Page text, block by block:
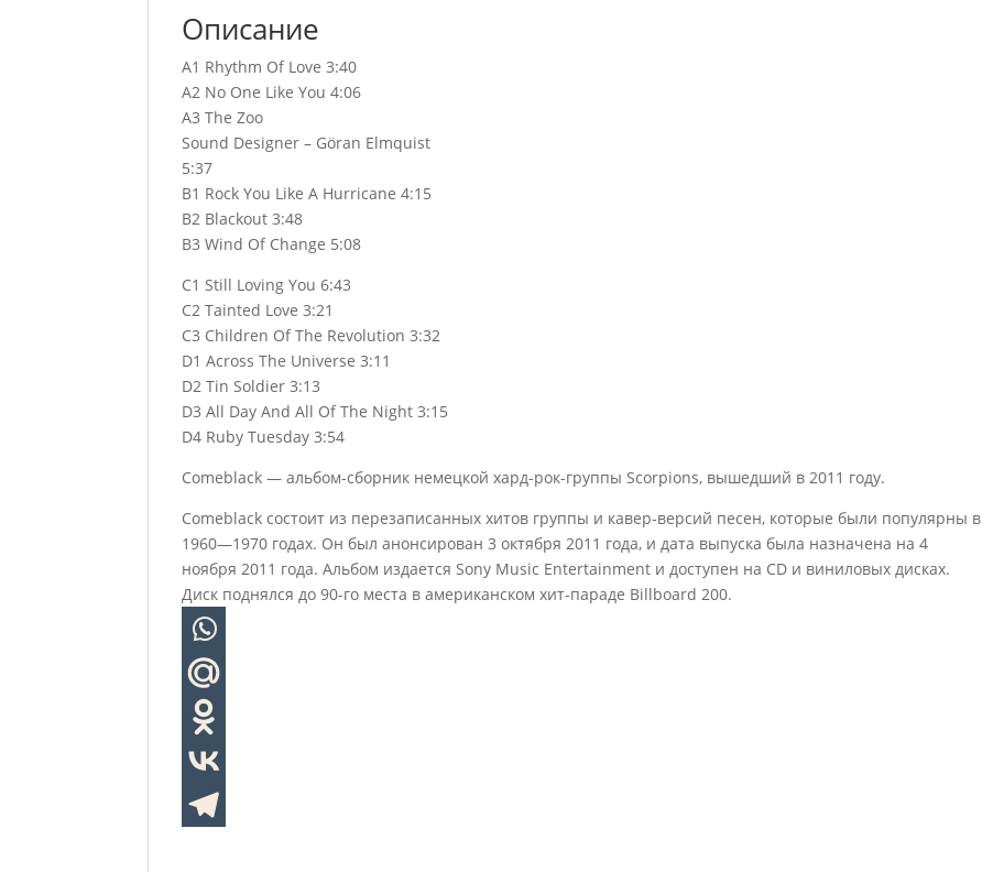
Описание
A1 Rhythm Of Love 3:40
A2 No One Like You 4:06
A3 The Zoo
Sound Designer – Göran Elmquist
5:37
B1 Rock You Like A Hurricane 4:15
B2 Blackout 3:48
B3 Wind Of Change 5:08
C1 Still Loving You 6:43
C2 Tainted Love 3:21
C3 Children Of The Revolution 3:32
D1 Across The Universe 3:11
D2 Tin Soldier 3:13
D3 All Day And All Of The Night 3:15
D4 Ruby Tuesday 3:54
Comeblack — альбом-сборник немецкой хард-рок-группы Scorpions, вышедший в 2011 году.
Comeblack состоит из перезаписанных хитов группы и кавер-версий песен, которые были популярны в
1960—1970 годах. Он был анонсирован 3 октября 2011 года, и дата выпуска была назначена на 4
ноября 2011 года. Альбом издается Sony Music Entertainment и доступен на CD и виниловых дисках.
Диск поднялся до 90-го места в американском хит-параде Billboard 200.